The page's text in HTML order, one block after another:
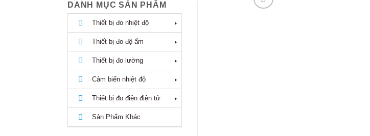
DANH MỤC SẢN PHẨM
Thiết bị đo nhiệt độ
Thiết bị đo độ ẩm
Thiết bị đo lường
Cảm biến nhiệt độ
Thiết bị đo điện điện tử
Sản Phẩm Khác